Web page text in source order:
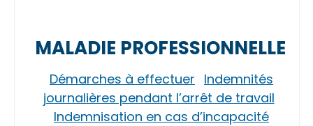
MALADIE PROFESSIONNELLE
Démarches à effectuer Indemnités
journalières pendant l’arrêt de travail
Indemnisation en cas d’incapacité